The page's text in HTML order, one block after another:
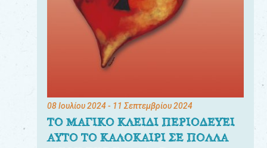
08 Ιουλίου 2024- 11 Σεπτεμβρίου 2024
ΤΟ ΜΑΓΙΚΟ ΚΛΕΙΔΙ ΠΕΡΙΟΔΕΥΕΙ
ΑΥΤΟ ΤΟ ΚΑΛΟΚΑΙΡΙ ΣΕ ΠΟΛΛΑ